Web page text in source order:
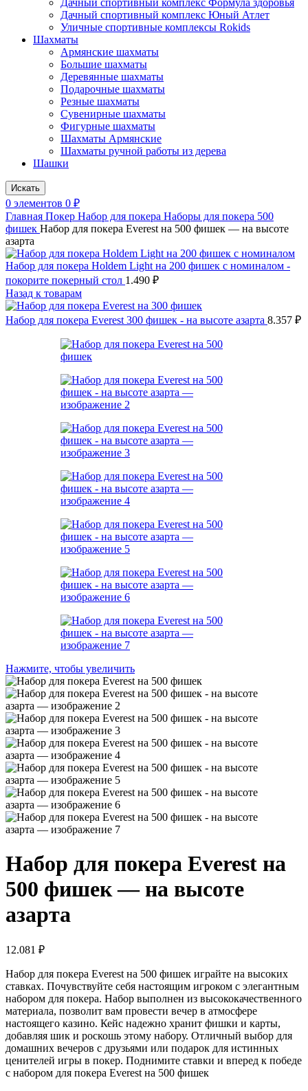
Дачный спортивный комплекс Формула здоровья
Дачный спортивный комплекс Юный Атлет
Уличные спортивные комплексы Rokids
Шахматы
Армянские шахматы
Большие шахматы
Деревянные шахматы
Подарочные шахматы
Резные шахматы
Сувенирные шахматы
Фигурные шахматы
Шахматы Армянские
Шахматы ручной работы из дерева
Шашки
Искать
0 элементов 0 ₽
Главная Покер Набор для покера Наборы для покера 500
фишек Набор для покера Everest на 500 фишек — на высоте
азарта
Набор для покера Holdem Light на 200 фишек с номиналом -
покорите покерный стол 1.490 ₽
Назад к товарам
Набор для покера Everest 300 фишек - на высоте азарта 8.357 ₽
Нажмите, чтобы увеличить
Набор для покера Everest на
500 фишек — на высоте
азарта
12.081 ₽
Набор для покера Everest на 500 фишек играйте на высоких
ставках. Почувствуйте себя настоящим игроком с элегантным
набором для покера. Набор выполнен из высококачественного
материала, позволит вам провести вечер в атмосфере
настоящего казино. Кейс надежно хранит фишки и карты,
добавляя шик и роскошь этому набору. Отличный выбор для
домашних вечеров с друзьями или подарок для истинных
ценителей игры в покер. Поднимите ставки и вперед к победе
с набором для покера Everest на 500 фишек